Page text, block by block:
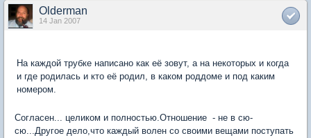
Olderman
14 Jan 2007
На каждой трубке написано как её зовут, а на некоторых и когда
и где родилась и кто её родил, в каком роддоме и под каким
номером.
Согласен... целиком и полностью.Отношение - не в сю-
сю...Другое дело,что каждый волен со своими вещами поступать